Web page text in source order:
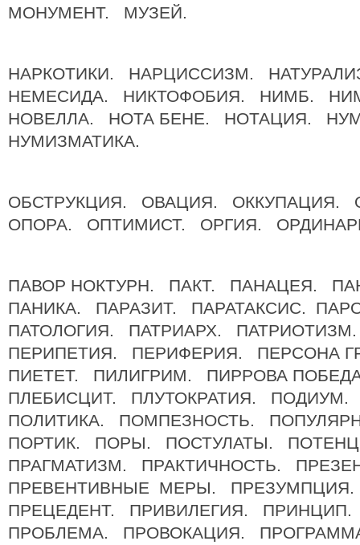
МОНУМЕНТ. МУЗЕЙ.
НАРКОТИКИ. НАРЦИССИЗМ.
НЕМЕСИДА. НИКТОФОБИЯ. НИМБ.
НОВЕЛЛА. НОТА БЕНЕ. НОТАЦИЯ.
НУМИЗМАТИКА.
ОБСТРУКЦИЯ. ОВАЦИЯ. ОККУПАЦИЯ.
ОПОРА. ОПТИМИСТ. ОРГИЯ.
ПАВОР НОКТУРН. ПАКТ. ПАНАЦЕЯ.
ПАНИКА. ПАРАЗИТ. ПАРАТАКСИС.
ПАТОЛОГИЯ. ПАТРИАРХ.
ПЕРИПЕТИЯ. ПЕРИФЕРИЯ. ПЕРСОНА
ПИЕТЕТ. ПИЛИГРИМ. ПИРРОВА
ПЛЕБИСЦИТ. ПЛУТОКРАТИЯ.
ПОЛИТИКА. ПОМПЕЗНОСТЬ.
ПОРТИК. ПОРЫ. ПОСТУЛАТЫ.
ПРАГМАТИЗМ. ПРАКТИЧНОСТЬ.
ПРЕВЕНТИВНЫЕ МЕРЫ.
ПРЕЦЕДЕНТ. ПРИВИЛЕГИЯ.
ПРОБЛЕМА. ПРОВОКАЦИЯ.